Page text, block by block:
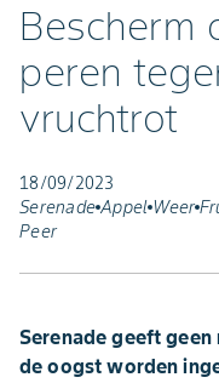
Bescherm
peren
vruchtrot
18/09/2023
Serenade Appel Weer
Peer
Serenade geeft
de oogst worden